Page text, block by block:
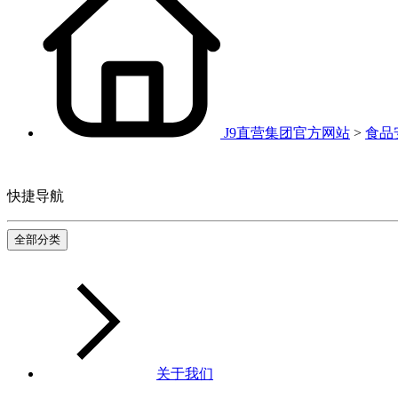
J9直营集团官方网站 > 食品
快捷导航
全部分类
关于我们